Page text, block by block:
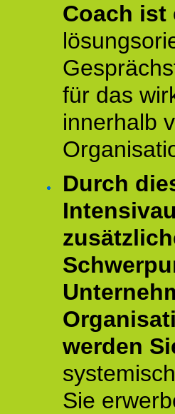
Coach
für das
innerhalb
Durch
werden
Sie